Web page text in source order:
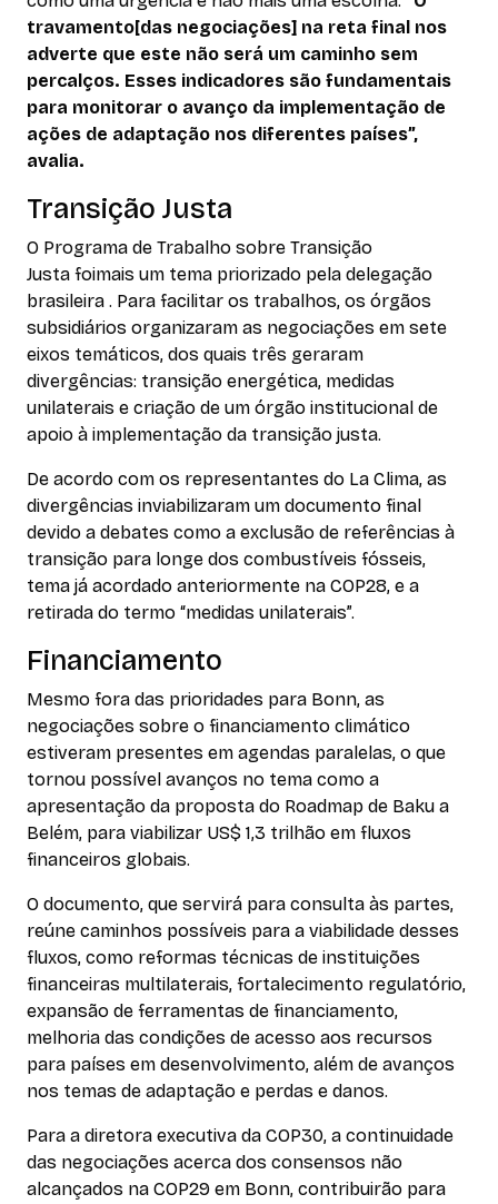
travamento[das negociações] na reta final nos
adverte que este não será um caminho sem
percalços. Esses indicadores são fundamentais
para monitorar o avanço da implementação de
ações de adaptação nos diferentes países”,
avalia.
Transição Justa
O Programa de Trabalho sobre Transição
Justa foimais um tema priorizado pela delegação
brasileira . Para facilitar os trabalhos, os órgãos
subsidiários organizaram as negociações em sete
eixos temáticos, dos quais três geraram
divergências: transição energética, medidas
unilaterais e criação de um órgão institucional de
apoio à implementação da transição justa.
De acordo com os representantes do La Clima, as
divergências inviabilizaram um documento final
devido a debates como a exclusão de referências à
transição para longe dos combustíveis fósseis,
tema já acordado anteriormente na COP28, e a
retirada do termo “medidas unilaterais”.
Financiamento
Mesmo fora das prioridades para Bonn, as
negociações sobre o financiamento climático
estiveram presentes em agendas paralelas, o que
tornou possível avanços no tema como a
apresentação da proposta do Roadmap de Baku a
Belém, para viabilizar US$ 1,3 trilhão em fluxos
financeiros globais.
O documento, que servirá para consulta às partes,
reúne caminhos possíveis para a viabilidade desses
fluxos, como reformas técnicas de instituições
financeiras multilaterais, fortalecimento regulatório,
expansão de ferramentas de financiamento,
melhoria das condições de acesso aos recursos
para países em desenvolvimento, além de avanços
nos temas de adaptação e perdas e danos.
Para a diretora executiva da COP30, a continuidade
das negociações acerca dos consensos não
alcançados na COP29 em Bonn, contribuirão para